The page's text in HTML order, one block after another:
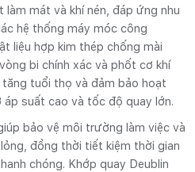
mát và khí nén, đáp ứng nhu
hệ thống máy móc công
liệu hợp kim thép chống mài
bi chính xác và phốt cơ khí
tuổi thọ và đảm bảo hoạt
suất cao và tốc độ quay lớn.
bảo vệ môi trường làm việc và
đồng thời tiết kiệm thời gian
chóng. Khớp quay Deublin